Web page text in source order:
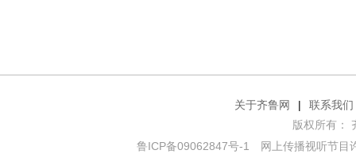
关于齐鲁网 |
联系我们
版权所有：
鲁ICP备09062847号-1 网上传播视听节目